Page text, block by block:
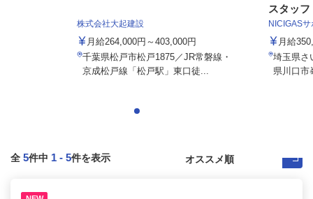
株式会社大起建設
月給264,000円～403,000円
千葉県松戸市松戸1875／JR常磐線・
京成松戸線「松戸駅」東口徒...
スタッフ
NICIGAS
月給
埼玉県さ
県川口市
全 5件中 1 - 5件を表示